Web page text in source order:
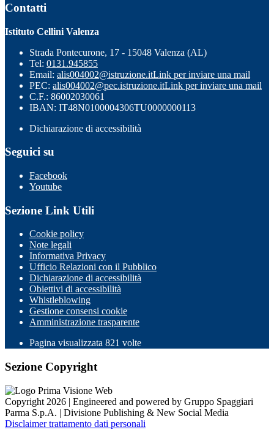
Contatti
Istituto Cellini Valenza
Strada Pontecurone, 17 - 15048 Valenza (AL)
Tel: 0131.945855
Email: alis004002@istruzione.itLink per inviare una mail
PEC: alis004002@pec.istruzione.itLink per inviare una mail
C.F.: 86002030061
IBAN: IT48N0100004306TU0000000113
Dichiarazione di accessibilità
Seguici su
Facebook
Youtube
Sezione Link Utili
Cookie policy
Note legali
Informativa Privacy
Ufficio Relazioni con il Pubblico
Dichiarazione di accessibilità
Obiettivi di accessibilità
Whistleblowing
Gestione consensi cookie
Amministrazione trasparente
Pagina visualizzata 821 volte
Sezione Copyright
Copyright 2026 | Engineered and powered by Gruppo Spaggiari
Parma S.p.A. | Divisione Publishing & New Social Media
Disclaimer trattamento dati personali